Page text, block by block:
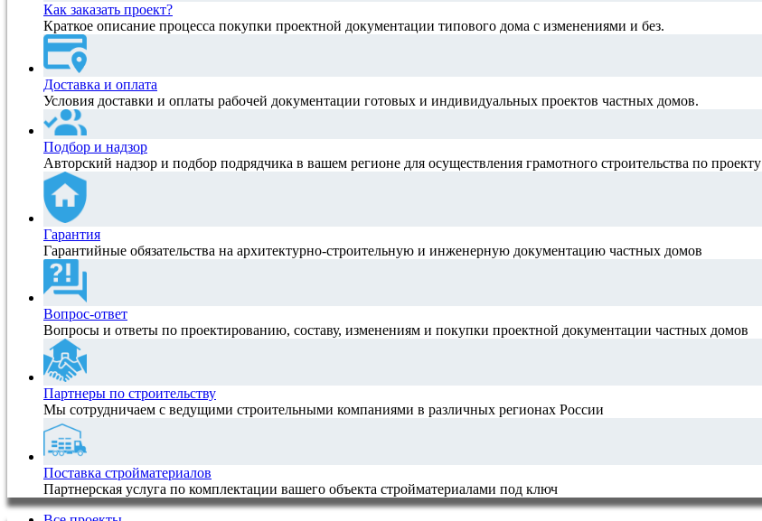
Как заказать проект?
Краткое описание процесса покупки проектной документации типового дома с изменениями и без.
Доставка и оплата
Условия доставки и оплаты рабочей документации готовых и индивидуальных проектов частных домов.
Подбор и надзор
Авторский надзор и подбор подрядчика в вашем регионе для осуществления грамотного строительства по проекту
Гарантия
Гарантийные обязательства на архитектурно-строительную и инженерную документацию частных домов
Вопрос-ответ
Вопросы и ответы по проектированию, составу, изменениям и покупки проектной документации частных домов
Партнеры по строительству
Мы сотрудничаем с ведущими строительными компаниями в различных регионах России
Поставка стройматериалов
Партнерская услуга по комплектации вашего объекта стройматериалами под ключ